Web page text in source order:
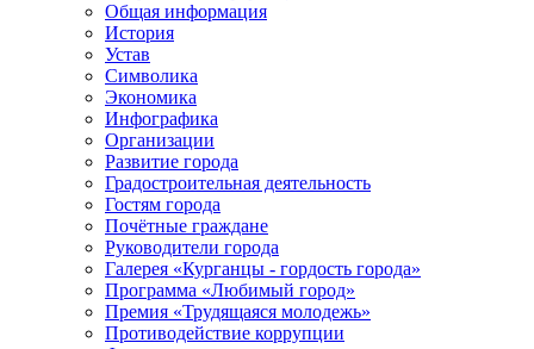
Общая информация
История
Устав
Символика
Экономика
Инфографика
Организации
Развитие города
Градостроительная деятельность
Гостям города
Почётные граждане
Руководители города
Галерея «Курганцы - гордость города»
Программа «Любимый город»
Премия «Трудящаяся молодежь»
Противодействие коррупции